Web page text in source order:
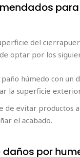
del
optar por los
húmedo con un
la superficie
de evitar productos
el acabado.
daños por